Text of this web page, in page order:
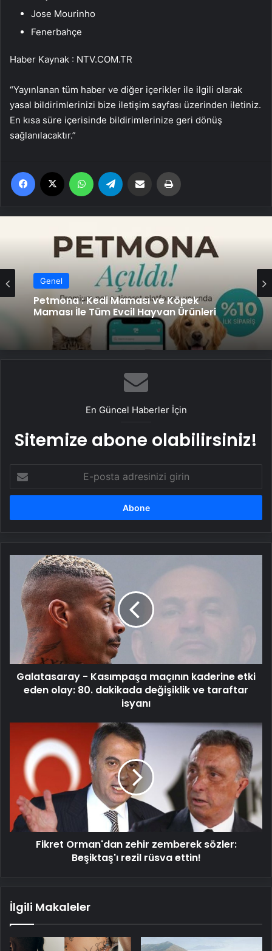
Jose Mourinho
Fenerbahçe
Haber Kaynak : NTV.COM.TR
“Yayınlanan tüm haber ve diğer içerikler ile ilgili olarak
yasal bildirimlerinizi bize iletişim sayfası üzerinden iletiniz.
En kısa süre içerisinde bildirimlerinize geri dönüş
sağlanılacaktır.”
Facebook WhatsApp Email'den paylaş
Genel
Petmona : Kedi Maması ve Köpek
Maması İle Tüm Evcil Hayvan Ürünleri
En Güncel Haberler İçin
Sitemize abone olabilirsiniz!
posta
adresinizi
Galatasaray
Kasımpaşa
maçının
kaderine
eden
olay:
80.
dakikada
değişiklik
isyanı
Galatasaray - Kasımpaşa maçının kaderine etki
eden olay: 80. dakikada değişiklik ve taraftar
isyanı
Orman'dan
zehir
zemberek
sözler:
Beşiktaş'ı
rezil
rüsva
ettin!
Fikret Orman'dan zehir zemberek sözler:
Beşiktaş'ı rezil rüsva ettin!
İlgili Makaleler